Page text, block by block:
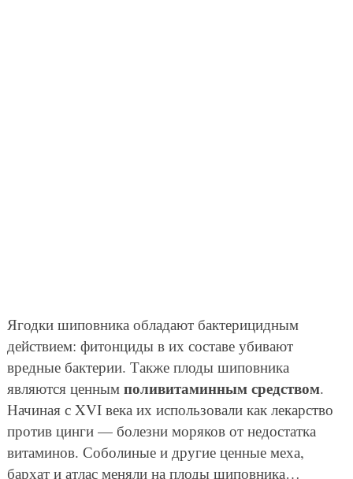
Ягодки шиповника обладают бактерицидным
действием: фитонциды в их составе убивают
вредные бактерии. Также плоды шиповника
являются ценным поливитаминным средством.
Начиная с XVI века их использовали как лекарство
против цинги — болезни моряков от недостатка
витаминов. Соболиные и другие ценные меха,
бархат и атлас меняли на плоды шиповника…